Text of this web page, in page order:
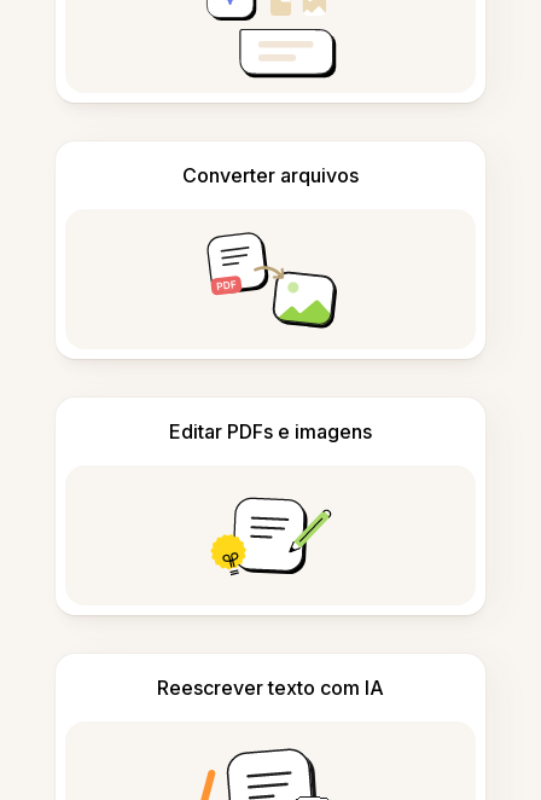
Converter arquivos
Editar PDFs e imagens
Reescrever texto com IA